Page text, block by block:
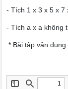
- Tích 1 x 3 x 5 x 7
- Tích a x a không
* Bài tập vận dụng: